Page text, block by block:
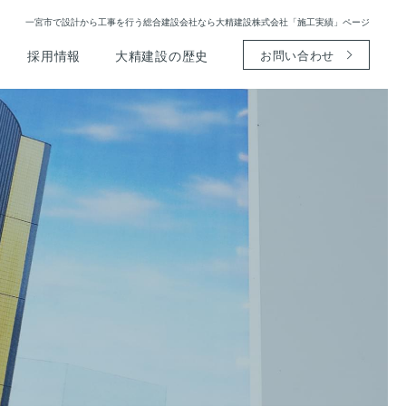
一宮市で設計から工事を行う総合建設会社なら大精建設株式会社「施工実績」ページ
採用情報 大精建設の歴史 お問い合わせ